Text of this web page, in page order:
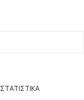
ΣΤΑΤΙΣΤΙΚΑ